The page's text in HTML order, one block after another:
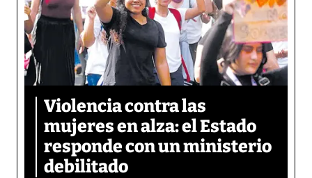
Violencia contra las
mujeres en alza: el Estado
responde con un ministerio
debilitado